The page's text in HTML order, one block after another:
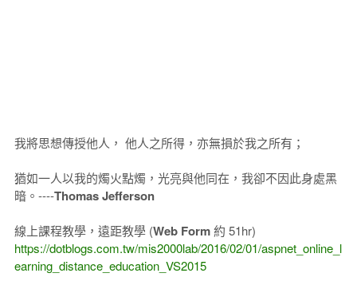
我將思想傳授他人， 他人之所得，亦無損於我之所有；
猶如一人以我的燭火點燭，光亮與他同在，我卻不因此身處黑
暗。----Thomas Jefferson
線上課程教學，遠距教學 (Web Form約 51hr)
https://dotblogs.com.tw/mis2000lab/2016/02/01/aspnet_online_l
earning_distance_education_VS2015